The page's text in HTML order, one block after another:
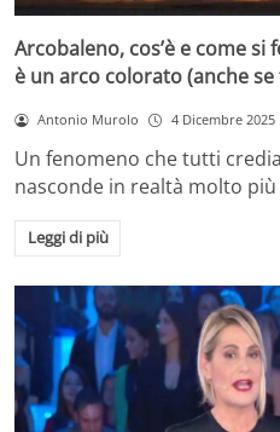
Arcobaleno, cos’è e come
è un arco colorato (anche
Antonio Murolo 4 Dicembre 2025
Un fenomeno che tutti
nasconde in realtà molto
Leggi di più